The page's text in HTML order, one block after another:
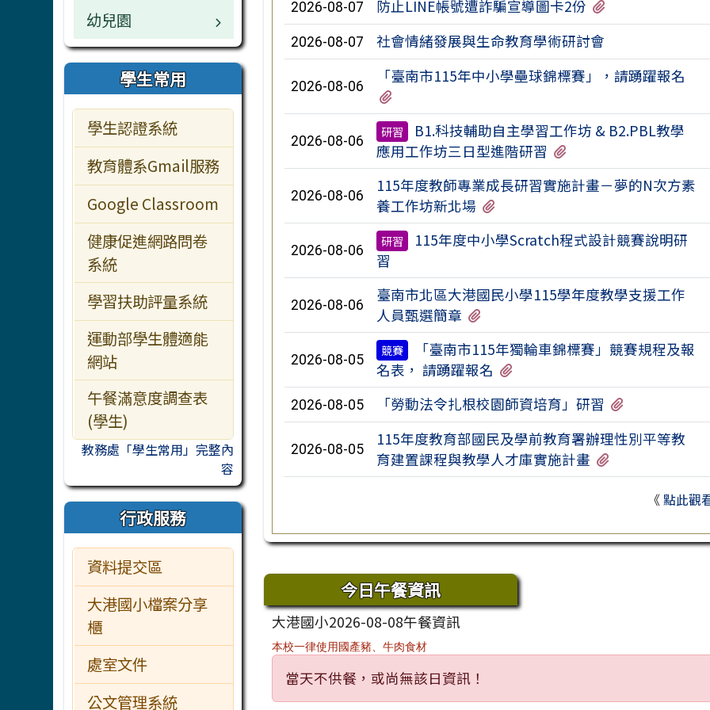
網管專區
學生常用
教師常用
主題網站
教學資源
行政服務
訪客常用
午餐中心
行事曆
檔案下載
行事曆
校園公告
檔案下載
行事曆
業務職掌
校園公告
檔案下載
行事曆
幼兒園
業務職掌
校園公告
檔案下載
學生常用
學生認證系統
教育體系Gmail服務
Google Classroom
健康促進網路問卷
系統
學習扶助評量系統
運動部學生體適能
網站
午餐滿意度調查表
(學生)
教務處「學生常用」完整內
容
行政服務
資料提交區
大港國小檔案分享
櫃
處室文件
公文管理系統
2026-08-07 防止LINE帳號遭詐騙宣導圖卡2份
2026-08-07 社會情緒發展與生命教育學術研討會
2026-08-06
「臺南市115年中小學壘球錦標賽」，請踴躍報名
2026-08-06
研習
B1.科技輔助自主學習工作坊 & B2.PBL教學
應用工作坊三日型進階研習
2026-08-06
115年度教師專業成長研習實施計畫－夢的N次方素
養工作坊新北場
2026-08-06
研習
115年度中小學Scratch程式設計競賽說明研
習
2026-08-06
臺南市北區大港國民小學115學年度教學支援工作
人員甄選簡章
2026-08-05
競賽
「臺南市115年獨輪車錦標賽」競賽規程及報
名表， 請踴躍報名
2026-08-05 「勞動法令扎根校園師資培育」研習
2026-08-05
115年度教育部國民及學前教育署辦理性別平等教
育建置課程與教學人才庫實施計畫
《點此觀
下中區域內容
今日午餐資訊
大港國小2026-08-08午餐資訊
本校一律使用國產豬、牛肉食材
當天不供餐，或尚無該日資訊！